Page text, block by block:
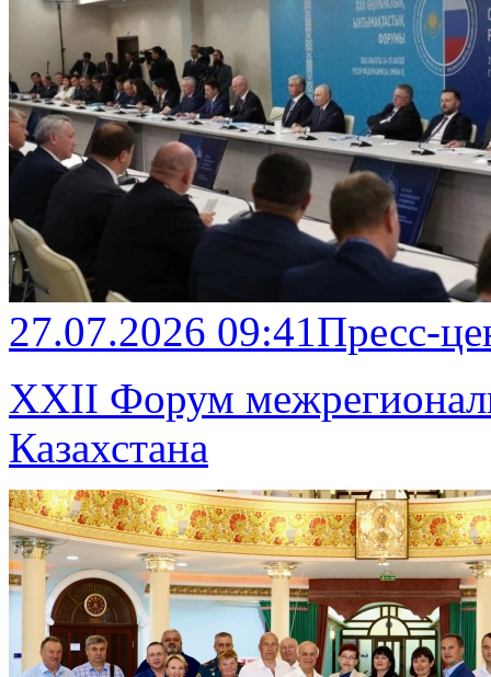
27.07.2026 09:41Пресс-
ХХII Форум
Казахстана